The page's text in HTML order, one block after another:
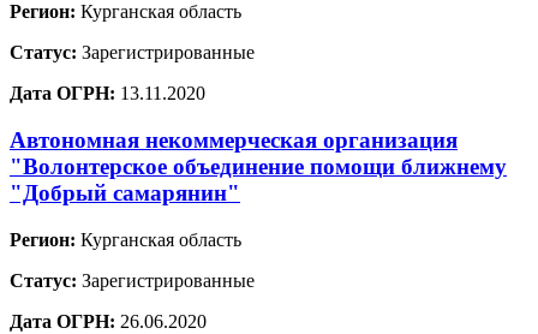
Регион: Курганская область
Статус: Зарегистрированные
Дата ОГРН: 13.11.2020
Автономная некоммерческая организация
"Волонтерское объединение помощи ближнему
"Добрый самарянин"
Регион: Курганская область
Статус: Зарегистрированные
Дата ОГРН: 26.06.2020